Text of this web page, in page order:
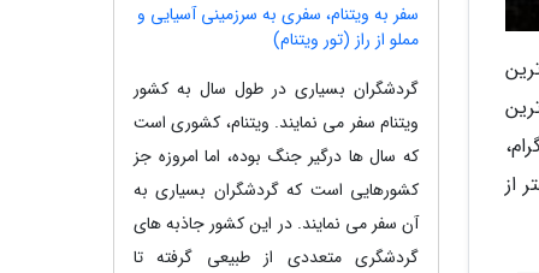
از
سفر به ویتنام، سفری به سرزمینی آسیایی و
مملو از راز (تور ویتنام)
گردشگران بسیاری در طول سال به کشور
ویتنام سفر می نمایند. ویتنام، کشوری است
که سال ها درگیر جنگ بوده، اما امروزه جز
کشورهایی است که گردشگران بسیاری به
آن سفر می نمایند. در این کشور جاذبه های
گردشگری متعددی از طبیعی گرفته تا